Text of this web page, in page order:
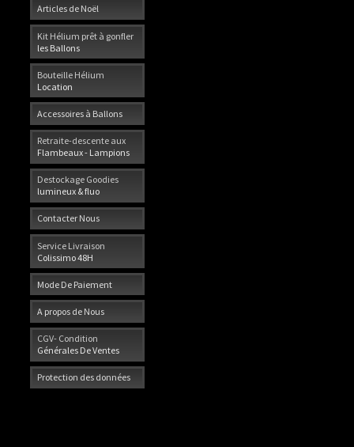
Articles de Noël
Kit Hélium prêt à gonfler
les Ballons
Bouteille Hélium
Location
Accessoires à Ballons
Retraite-descente aux
Flambeaux - Lampions
Destockage Goodies
lumineux & fluo
Contacter Nous
Service Livraison
Colissimo 48H
Mode De Paiement
A propos de Nous
CGV- Condition
Générales De Ventes
Protection des données